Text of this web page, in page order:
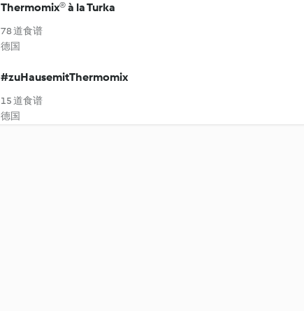
Thermomix® à la Turka
78 道食谱
德国
#zuHausemitThermomix
15 道食谱
德国